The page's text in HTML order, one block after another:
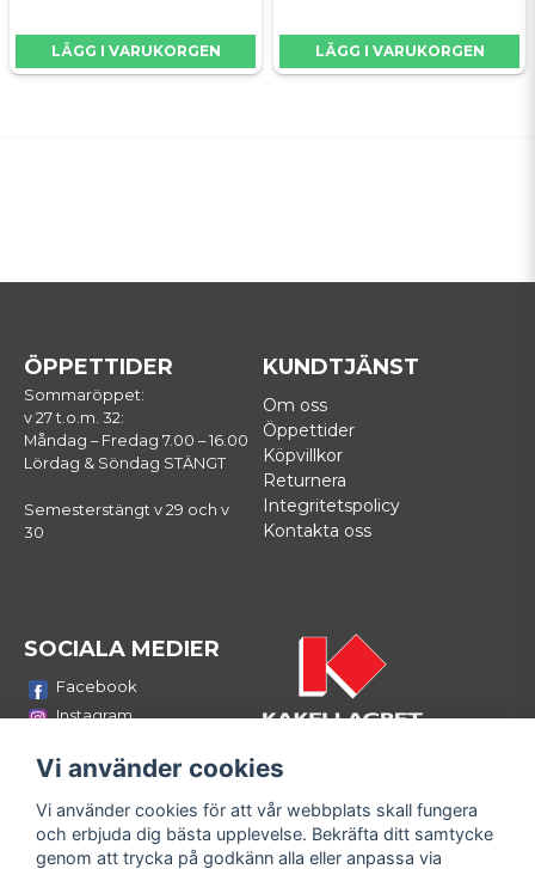
LÄGG I VARUKORGEN LÄGG I VARUKORGEN
ÖPPETTIDER
Sommaröppet:
v 27 t.o.m. 32:
Måndag – Fredag 7.00 – 16.00
Lördag & Söndag STÄNGT
Semesterstängt v 29 och v
30
KUNDTJÄNST
Om oss
Öppettider
Köpvillkor
Returnera
Integritetspolicy
Kontakta oss
SOCIALA MEDIER
Facebook
Instagram
LinkedIn
Bli medlem i vårt nyhetsbrev
email
Mejladress
Vi använder cookies
Vi använder cookies för att vår webbplats skall fungera
och erbjuda dig bästa upplevelse. Bekräfta ditt samtycke
genom att trycka på godkänn alla eller anpassa via